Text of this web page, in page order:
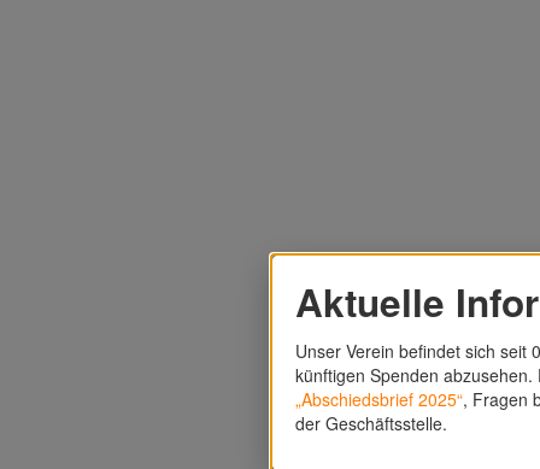
Aktuelle
Unser Verein befindet sich seit
künftigen Spenden
„Abschiedsbrief 2025“, Fragen
der Geschäftsstelle.